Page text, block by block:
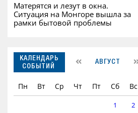
Матерятся и лезут в окна.
Ситуация на Монгоре вышла за
рамки бытовой проблемы
КАЛЕНДАРЬ
СОБЫТИЙ
АВГУСТ
Пн Вт Ср Чт Пт Сб Вс
1
2